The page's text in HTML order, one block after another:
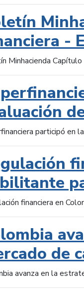
-
Minhacienda
participó en
financiera en
de
avanza en la